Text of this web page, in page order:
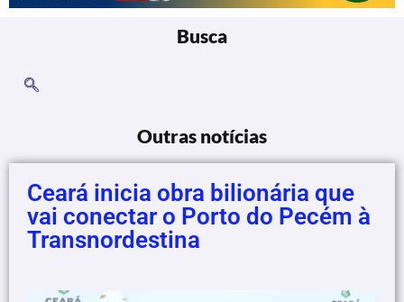
Busca
Outras notícias
Ceará inicia obra bilionária que
vai conectar o Porto do Pecém à
Transnordestina